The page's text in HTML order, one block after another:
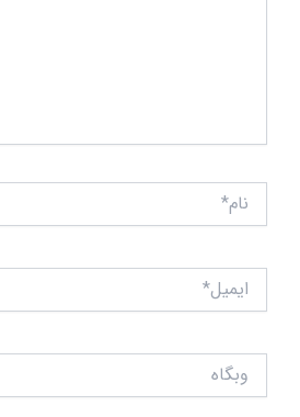
نام*
ایمیل*
وبگاه